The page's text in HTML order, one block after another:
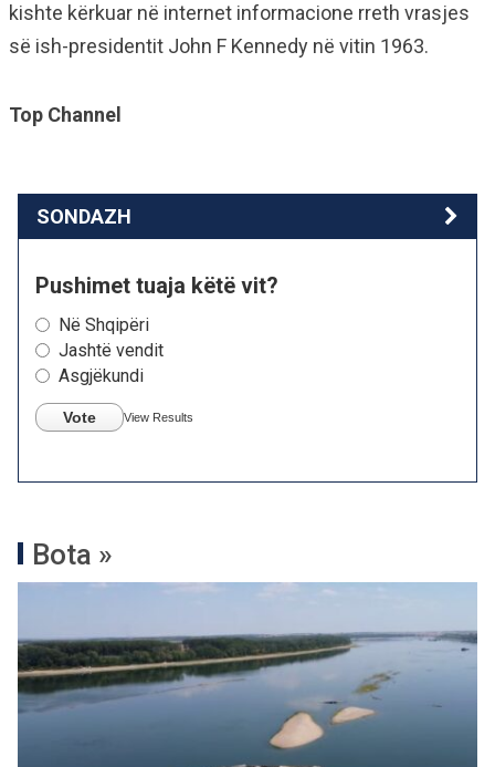
kishte kërkuar në internet informacione rreth vrasjes
së ish-presidentit John F Kennedy në vitin 1963.
Top Channel
SONDAZH
Pushimet tuaja këtë vit?
Në Shqipëri
Jashtë vendit
Asgjëkundi
Vote View Results
Bota »